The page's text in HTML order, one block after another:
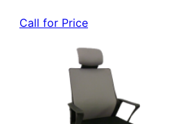
Call for Price